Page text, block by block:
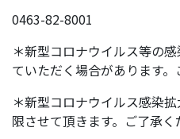
0463-82-8001
＊新型コロナウイルス等の
ていただく場合があります。
＊新型コロナウイルス感染
限させて頂きます。ご了承く